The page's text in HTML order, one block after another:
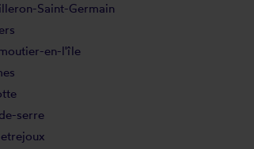
Saint-Germain
en-l'île
serre